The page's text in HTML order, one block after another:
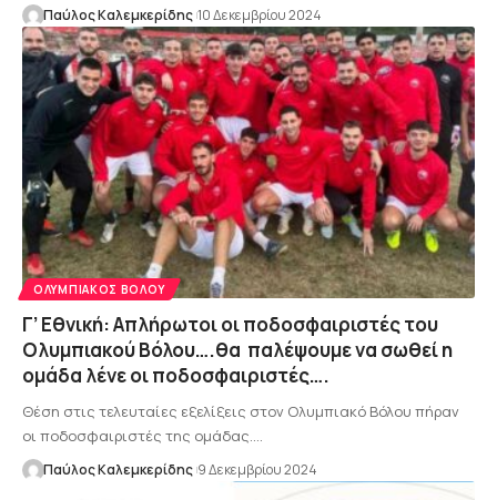
Παύλος Καλεμκερίδης 10 Δεκεμβρίου 2024
ΟΛΥΜΠΙΑΚΌΣ ΒΌΛΟΥ
Γ’ Εθνική: Απλήρωτοι οι ποδοσφαιριστές του
Ολυμπιακού Βόλου….θα παλέψουμε να σωθεί η
ομάδα λένε οι ποδοσφαιριστές….
Θέση στις τελευταίες εξελίξεις στον Ολυμπιακό Βόλου πήραν
οι ποδοσφαιριστές της ομάδας.…
Παύλος Καλεμκερίδης 9 Δεκεμβρίου 2024